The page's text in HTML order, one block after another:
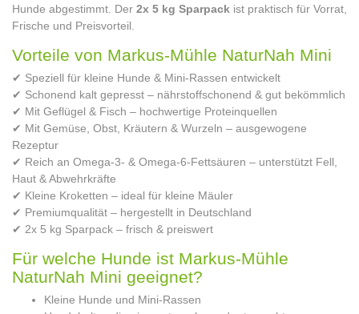
Hunde abgestimmt. Der 2x 5 kg Sparpack ist praktisch für Vorrat,
Frische und Preisvorteil.
Vorteile von Markus-Mühle NaturNah Mini
✔ Speziell für kleine Hunde & Mini-Rassen entwickelt
✔ Schonend kalt gepresst – nährstoffschonend & gut bekömmlich
✔ Mit Geflügel & Fisch – hochwertige Proteinquellen
✔ Mit Gemüse, Obst, Kräutern & Wurzeln – ausgewogene
Rezeptur
✔ Reich an Omega-3- & Omega-6-Fettsäuren – unterstützt Fell,
Haut & Abwehrkräfte
✔ Kleine Kroketten – ideal für kleine Mäuler
✔ Premiumqualität – hergestellt in Deutschland
✔ 2x 5 kg Sparpack – frisch & preiswert
Für welche Hunde ist Markus-Mühle
NaturNah Mini geeignet?
Kleine Hunde und Mini-Rassen